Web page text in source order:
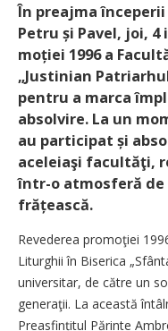
În preajma
Petru și Pavel, joi,
moției 1996 a
„Justinian
pentru a marca
absolvire. La un
au participat și
aceleiaşi facul­tăţi,
într-o atmosferă de
frățească.
Revederea promoţiei
Liturghii în Biserica
universitar, de către un
generaţii. La această
Preasfințitul Părinte